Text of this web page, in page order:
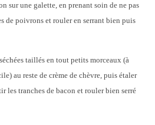
sur une galette, en prenant soin de ne pas
de poivrons et rouler en serrant bien puis
taillés en tout petits morceaux (à
au reste de crème de chèvre, puis étaler
les tranches de bacon et rouler bien serré